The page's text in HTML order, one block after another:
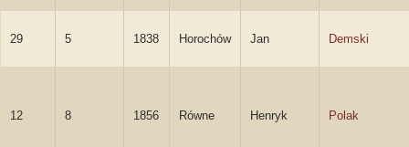
29 5 1838 Horochów Jan Demski
12 8 1856 Równe Henryk Polak